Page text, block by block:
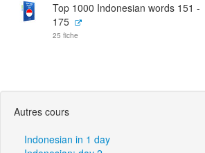
Top 1000 Indonesian words 151 -
175
25 fiche
Autres cours
Indonesian in 1 day